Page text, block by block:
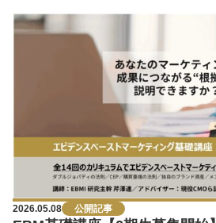
2026.05.08 公開記事